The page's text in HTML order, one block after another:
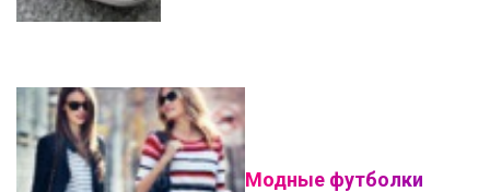
Модные футболки